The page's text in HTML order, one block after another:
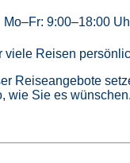
9:00–18:00
Reisen
Reiseangebote
wie Sie es